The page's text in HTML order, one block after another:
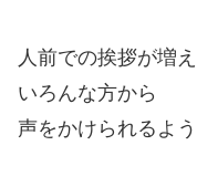
人前での挨拶が増
いろんな方から
声をかけられるよ